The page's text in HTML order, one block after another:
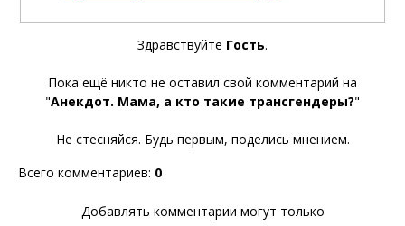
Здравствуйте Гость.
Пока ещё никто не оставил свой комментарий на
"Анекдот. Мама, а кто такие трансгендеры?"
Не стесняйся. Будь первым, поделись мнением.
Всего комментариев: 0
Добавлять комментарии могут только